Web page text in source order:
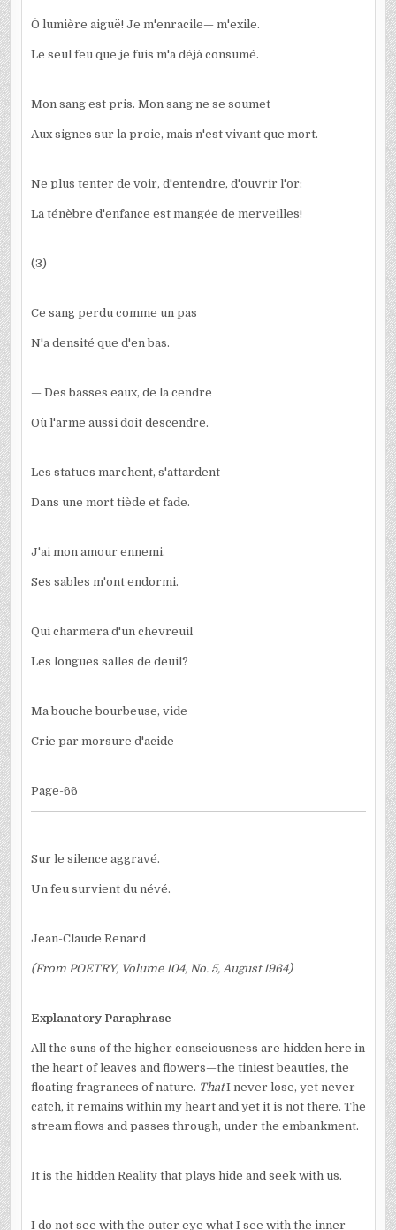
Ô lumière aiguë! Je m'enracile— m'exile.
Le seul feu que je fuis m'a déjà consumé.
Mon sang est pris. Mon sang ne se soumet
Aux signes sur la proie, mais n'est vivant que mort.
Ne plus tenter de voir, d'entendre, d'ouvrir l'or:
La ténèbre d'enfance est mangée de merveilles!
(3)
Ce sang perdu comme un pas
N'a densité que d'en bas.
— Des basses eaux, de la cendre
Où l'arme aussi doit descendre.
Les statues marchent, s'attardent
Dans une mort tiède et fade.
J'ai mon amour ennemi.
Ses sables m'ont endormi.
Qui charmera d'un chevreuil
Les longues salles de deuil?
Ma bouche bourbeuse, vide
Crie par morsure d'acide
Page-66
Sur le silence aggravé.
Un feu survient du névé.
Jean-Claude Renard
(From POETRY, Volume 104, No. 5, August 1964)
Explanatory Paraphrase
All the suns of the higher consciousness are hidden here in
the heart of leaves and flowers—the tiniest beauties, the
floating fragrances of nature. ThatI never lose, yet never
catch, it remains within my heart and yet it is not there. The
stream flows and passes through, under the embankment.
It is the hidden Reality that plays hide and seek with us.
I do not see with the outer eye what I see with the inner